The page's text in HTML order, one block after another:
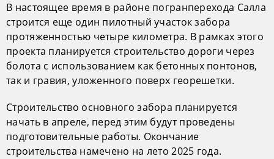
В настоящее время в районе погранперехода Салла
строится еще один пилотный участок забора
протяженностью четыре километра. В рамках этого
проекта планируется строительство дороги через
болота с использованием как бетонных понтонов,
так и гравия, уложенного поверх георешетки.
Строительство основного забора планируется
начать в апреле, перед этим будут проведены
подготовительные работы. Окончание
строительства намечено на лето 2025 года.